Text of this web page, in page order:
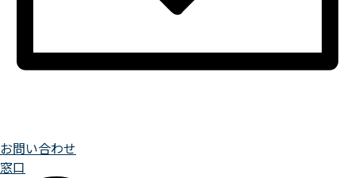
お問い合わせ
窓口